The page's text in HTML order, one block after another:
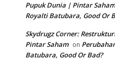
Pupuk Dunia | Pintar Saham
Royalti Batubara, Good Or
Skydrugz Corner:
Pintar Saham on
Batubara, Good Or Bad?